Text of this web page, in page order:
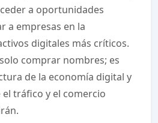
a oportunidades
a empresas en la
digitales más críticos.
comprar nombres; es
de la economía digital y
tráfico y el comercio